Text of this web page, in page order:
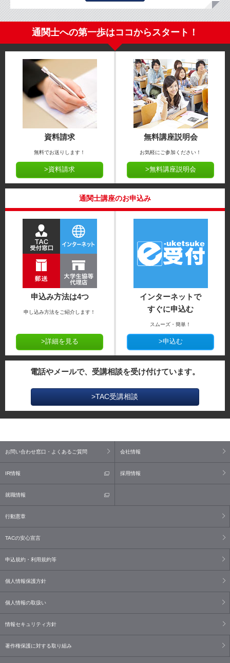
通関士への第一歩はココからスタート！
資料請求
無料でお送りします！
>資料請求
無料講座説明会
お気軽にご参加ください！
>無料講座説明会
通関士講座のお申込み
申込み方法は4つ
申し込み方法をご紹介します！
>詳細を見る
インターネットで
すぐに申込む
スムーズ・簡単！
>申込む
電話やメールで、受講相談を受け付けています。
>TAC受講相談
お問い合わせ窓口・よくあるご質問 会社情報
IR情報 採用情報
就職情報
行動憲章
TACの安心宣言
申込規約・利用規約等
個人情報保護方針
個人情報の取扱い
情報セキュリティ方針
著作権保護に対する取り組み